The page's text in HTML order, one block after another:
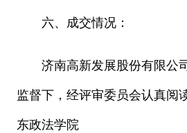
六、成交情况：
济南高新发展股份有限公
监督下，经评审委员会认真阅
东政法学院